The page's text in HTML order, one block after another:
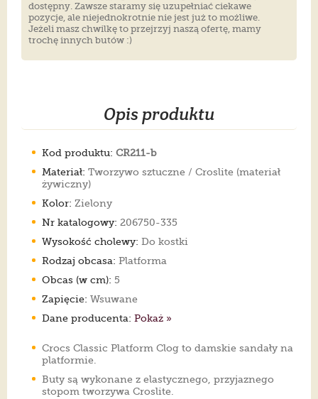
dostępny. Zawsze staramy się uzupełniać ciekawe
pozycje, ale niejednokrotnie nie jest już to możliwe.
Jeżeli masz chwilkę to przejrzyj naszą ofertę, mamy
trochę innych butów :)
Opis produktu
Kod produktu: CR211-b
Materiał: Tworzywo sztuczne / Croslite (materiał
żywiczny)
Kolor: Zielony
Nr katalogowy: 206750-335
Wysokość cholewy: Do kostki
Rodzaj obcasa: Platforma
Obcas (w cm): 5
Zapięcie: Wsuwane
Dane producenta: Pokaż »
Crocs Classic Platform Clog to damskie sandały na
platformie.
Buty są wykonane z elastycznego, przyjaznego
stopom tworzywa Croslite.